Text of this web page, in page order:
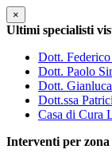
×
Ultimi specialisti
Dott.
Dott. Paolo
Dott.
Dott.ssa
Casa di Cura
Interventi per zona